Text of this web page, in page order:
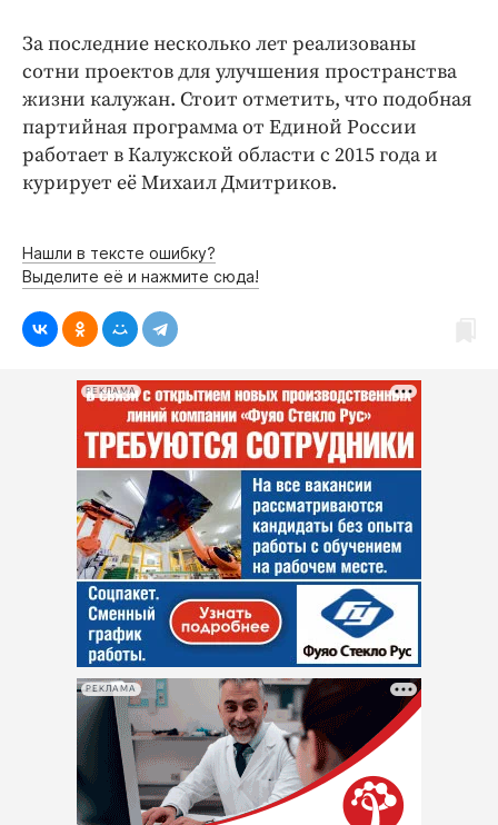
За последние несколько лет реализованы
сотни проектов для улучшения пространства
жизни калужан. Стоит отметить, что подобная
партийная программа от Единой России
работает в Калужской области с 2015 года и
курирует её Михаил Дмитриков.
Нашли в тексте ошибку?
Выделите её и нажмите сюда!
РЕКЛАМА
РЕКЛАМА